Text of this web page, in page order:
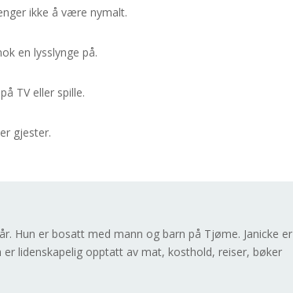
ikke å være nymalt.
en lysslynge på.
TV eller spille.
gjester.
Hun er bosatt med mann og barn på Tjøme. Janicke er
lidenskapelig opptatt av mat, kosthold, reiser, bøker